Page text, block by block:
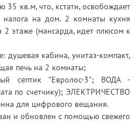
кв.м, что, кстати, освобождает
налога на дом. 2 комнаты кухня
2 этаже (мансарда, идет плюсом к
душевая кабина, унитаз-компакт,
печь на 2 комнаты;
септик "Евролос-3"; ВОДА -
по счетчику); ЭЛЕКТРИЧЕСТВО
для цифрового вещания.
и обновлен с помощью свежего